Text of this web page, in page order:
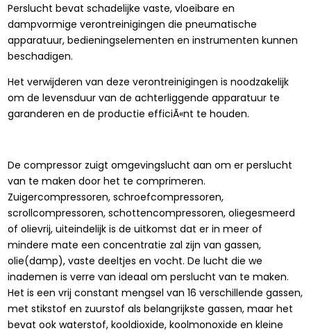
Perslucht bevat schadelijke vaste, vloeibare en
dampvormige verontreinigingen die pneumatische
apparatuur, bedieningselementen en instrumenten kunnen
beschadigen.
Het verwijderen van deze verontreinigingen is noodzakelijk
om de levensduur van de achterliggende apparatuur te
garanderen en de productie efficiÃ«nt te houden.
De compressor zuigt omgevingslucht aan om er perslucht
van te maken door het te comprimeren.
Zuigercompressoren, schroefcompressoren,
scrollcompressoren, schottencompressoren, oliegesmeerd
of olievrij, uiteindelijk is de uitkomst dat er in meer of
mindere mate een concentratie zal zijn van gassen,
olie(damp), vaste deeltjes en vocht. De lucht die we
inademen is verre van ideaal om perslucht van te maken.
Het is een vrij constant mengsel van 16 verschillende gassen,
met stikstof en zuurstof als belangrijkste gassen, maar het
bevat ook waterstof, kooldioxide, koolmonoxide en kleine